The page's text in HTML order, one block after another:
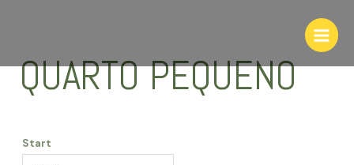
QUARTO PEQUENO
Start